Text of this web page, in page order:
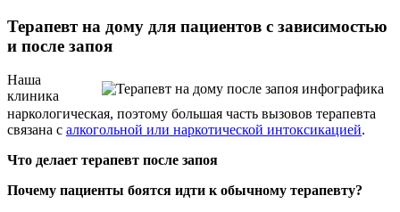
Терапевт на дому для пациентов с зависимостью
и после запоя
Наша
клиника
наркологическая, поэтому большая часть вызовов терапевта
связана с алкогольной или наркотической интоксикацией.
Что делает терапевт после запоя
Почему пациенты боятся идти к обычному терапевту?